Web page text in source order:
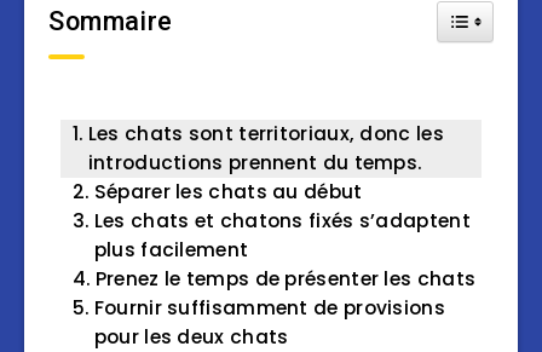
Sommaire Toggle
Les chats sont territoriaux, donc les
introductions prennent du temps.
Séparer les chats au début
Les chats et chatons fixés s’adaptent
plus facilement
Prenez le temps de présenter les chats
Fournir suffisamment de provisions
pour les deux chats